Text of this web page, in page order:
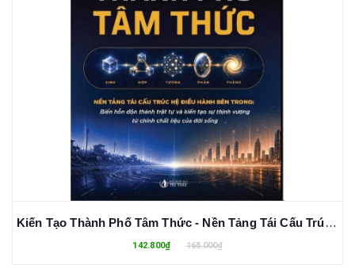
Kiến Tạo Thành Phố Tâm Thức - Nền Tảng Tái Cấu Trúc Hệ Điều Hành Bên Trong - Tạ Đức Tâm
142.800₫ 168.000₫